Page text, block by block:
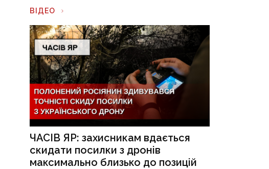
ВІДЕО
ЧАСІВ ЯР: захисникам вдається
скидати посилки з дронів
максимально близько до позицій